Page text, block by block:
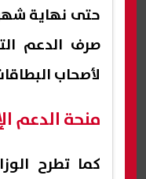
حتى نهاية
صرف الدعم
لأصحاب
منحة الدعم
كما تطرح